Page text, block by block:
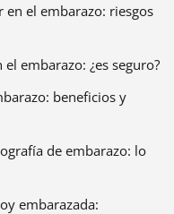
en el embarazo: riesgos
embarazo: ¿es seguro?
beneficios y
de embarazo: lo
embarazada: